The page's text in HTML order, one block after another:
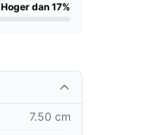
Hoger dan 17%
7.50 cm